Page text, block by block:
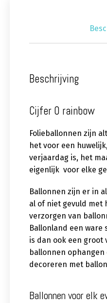
Beschrijving
Cijfer 0 rainbow
Folieballonnen zijn
het voor een
verjaardag is, het
eigenlijk voor elke
Ballonnen zijn er in
al of niet gevuld met
verzorgen van
Ballonland een ware
is dan ook een groot
ballonnen
decoreren met
Ballonnen voor elk